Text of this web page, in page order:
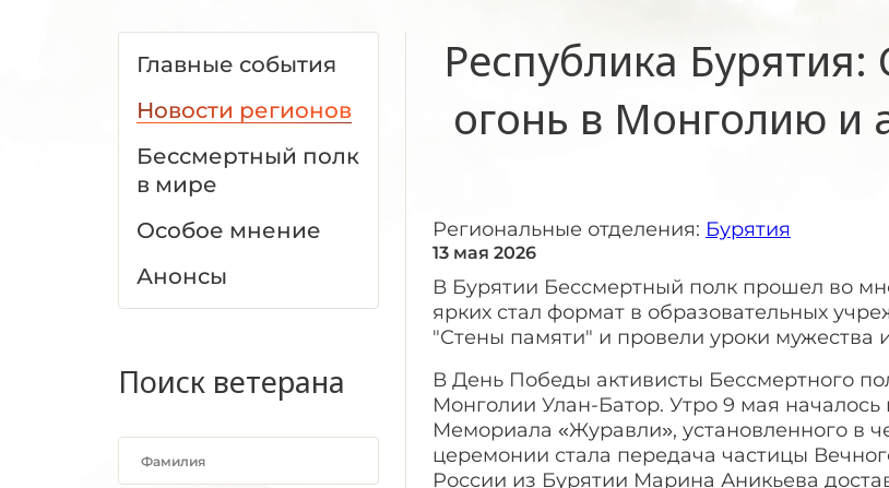
Главные события
Новости регионов
Бессмертный полк
в мире
Особое мнение
Анонсы
Поиск ветерана
Республика
огонь в Монголию и
Региональные отделения: Бурятия
13 мая 2026
В Бурятии Бессмертный полк прошел во
ярких стал формат в образовательных
"Стены памяти" и провели уроки мужества
В День Победы активисты Бессмертного
Монголии Улан-Батор. Утро 9 мая
Мемориала «Журавли», установленного в
церемонии стала передача частицы
России из Бурятии Марина Аникьева